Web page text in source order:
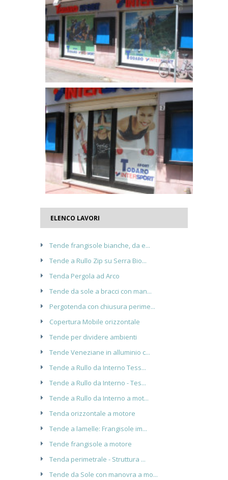
ELENCO LAVORI
Tende frangisole bianche, da e...
Tende a Rullo Zip su Serra Bio...
Tenda Pergola ad Arco
Tende da sole a bracci con man...
Pergotenda con chiusura perime...
Copertura Mobile orizzontale
Tende per dividere ambienti
Tende Veneziane in alluminio c...
Tende a Rullo da Interno Tess...
Tende a Rullo da Interno - Tes...
Tende a Rullo da Interno a mot...
Tenda orizzontale a motore
Tende a lamelle: Frangisole im...
Tende frangisole a motore
Tenda perimetrale - Struttura ...
Tende da Sole con manovra a mo...